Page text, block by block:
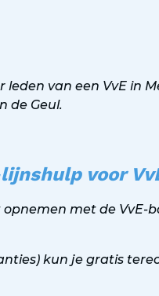
van een VvE in
de Geul.
voor
met de VvE-
kun je gratis